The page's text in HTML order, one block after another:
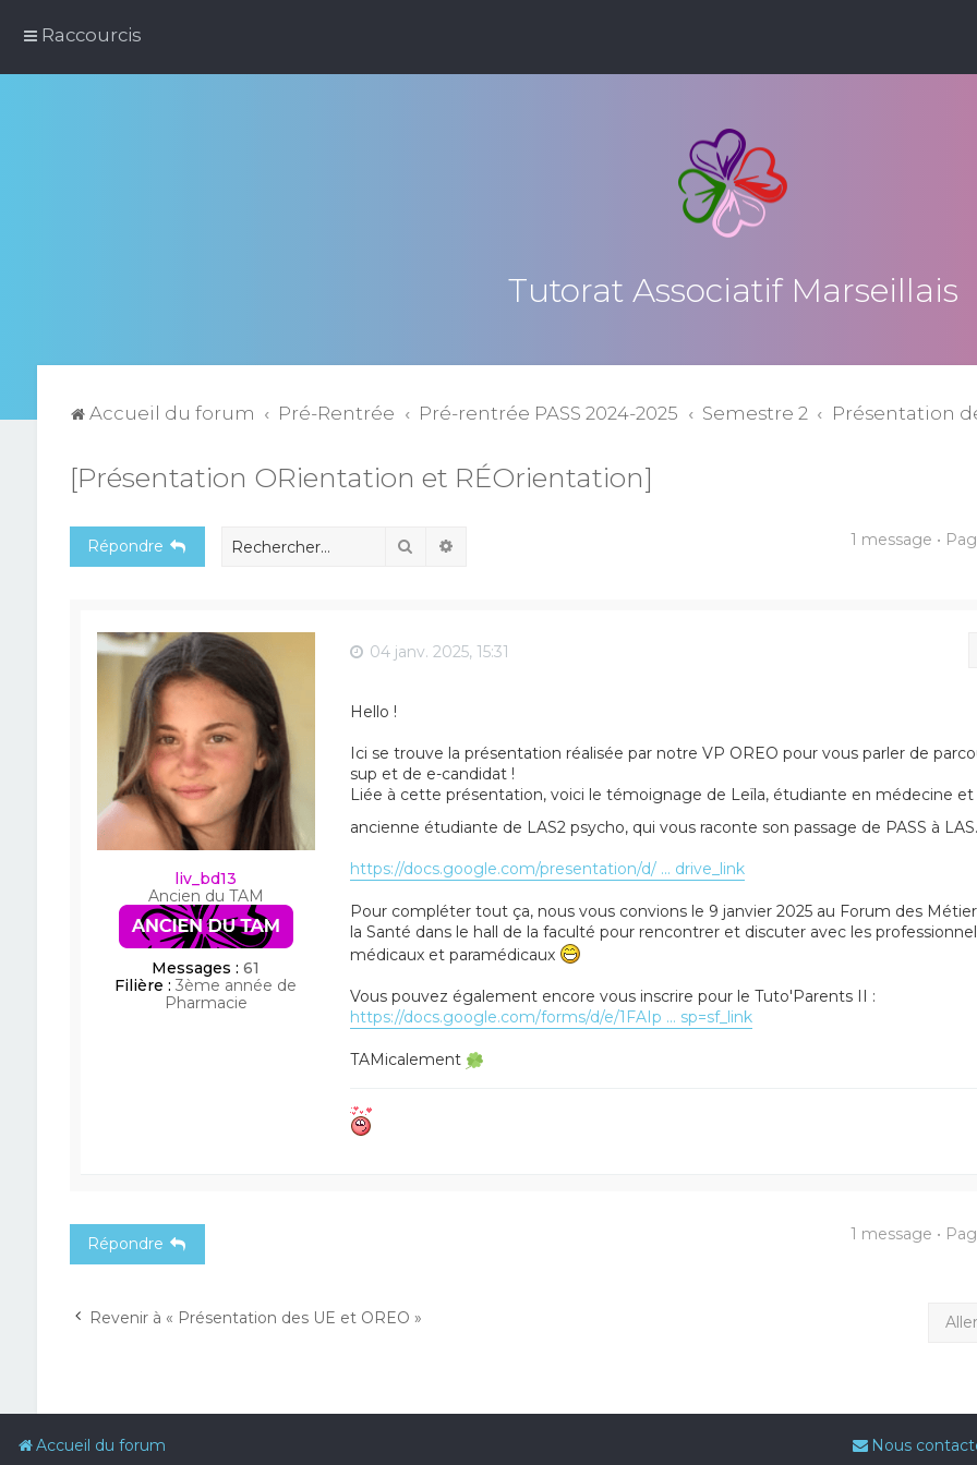
Raccourcis
Tutorat Associatif Marseillais
Accueil du forum Pré-Rentrée Pré-rentrée PASS 2024-2025 Semestre 2 Présentation
[Présentation ORientation et RÉOrientation]
Répondre Rechercher 1 message •
liv_bd13
Ancien du TAM
Messages : 61
Filière : 3ème année de
Pharmacie
04 janv. 2025, 15:31
Hello !
Ici se trouve la présentation réalisée par notre VP OREO pour vous parler de
sup et de e-candidat !
Liée à cette présentation, voici le témoignage de Leïla, étudiante en médecine et
ancienne étudiante de LAS2 psycho, qui vous raconte son passage de PASS à LAS.
https://docs.google.com/presentation/d/ ... drive_link
Pour compléter tout ça, nous vous convions le 9 janvier 2025 au Forum des
la Santé dans le hall de la faculté pour rencontrer et discuter avec les
médicaux et paramédicaux
Vous pouvez également encore vous inscrire pour le Tuto'Parents II :
https://docs.google.com/forms/d/e/1FAIp ... sp=sf_link
TAMicalement
Répondre
1 message •
Revenir à « Présentation des UE et OREO » Aller
Accueil du forum Nous